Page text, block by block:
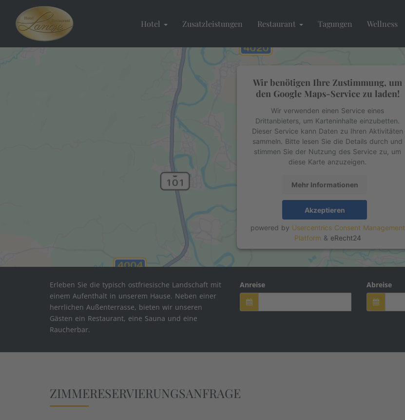
Hotel Zusatzleistungen Restaurant Tagungen Wellness
Wir benötigen Ihre Zustimmung, um
den Google Maps-Service zu laden!
Wir verwenden einen Service eines
Drittanbieters, um Karteninhalte einzubetten.
Dieser Service kann Daten zu Ihren Aktivitäten
sammeln. Bitte lesen Sie die Details durch und
stimmen Sie der Nutzung des Service zu, um
diese Karte anzuzeigen.
Mehr Informationen
Akzeptieren
powered by Usercentrics Consent Management
Platform & eRecht24
Erleben Sie die typisch ostfriesische Landschaft mit
einem Aufenthalt in unserem Hause. Neben einer
herrlichen Außenterrasse, bieten wir unseren
Gästen ein Restaurant, eine Sauna und eine
Raucherbar.
Anreise Abreise
ZIMMERESERVIERUNGSANFRAGE